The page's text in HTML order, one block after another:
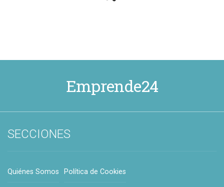
Emprende24
SECCIONES
Quiénes Somos Política de Cookies